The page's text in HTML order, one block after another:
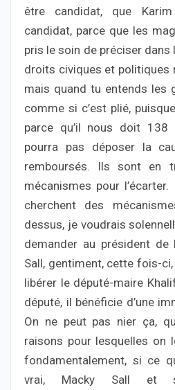
être candidat, que
candidat, parce que les
pris le soin de préciser dans
droits civiques et politiques
mais quand tu entends les
comme si c’est plié,
parce qu’il nous doit
pourra pas déposer la
remboursés. Ils sont en
mécanismes pour
cherchent des
dessus, je voudrais
demander au président de
Sall, gentiment, cette fois-
libérer le député-maire
député, il bénéficie d’une
On ne peut pas nier ça,
raisons pour lesquelles on
fondamentalement, si ce
vrai, Macky Sall et